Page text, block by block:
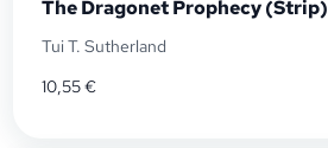
The Dragonet Prophecy (Strip)
Tui T. Sutherland
10,55€